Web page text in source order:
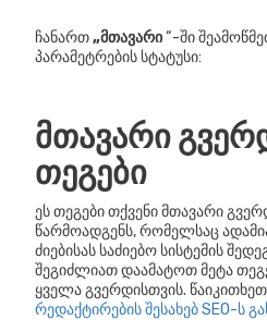
ჩანართ„მთავარი“-ში
პარამეტრების სტატუსი:
მთავარი
თეგები
ეს თეგები თქვენი მთავარი
წარმოადგენს, რომელსაც
ძიებისას საძიებო სისტემის
შეგიძლიათ დაამატოთ მეტა
ყველა გვერდისთვის. წაიკითხეთ
რედაქტირების შესახებ SEO-ს